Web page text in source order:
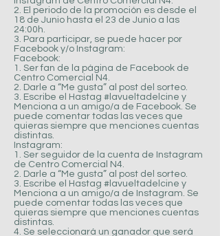
2. El periodo de la promoción es desde el
18 de Junio hasta el 23 de Junio a las
24:00h.
3. Para participar, se puede hacer por
Facebook y/o Instagram:
Facebook:
1. Ser fan de la página de Facebook de
Centro Comercial N4.
2. Darle a “Me gusta” al post del sorteo.
3. Escribe el Hastag #lavueltadelcine y
Menciona a un amigo/a de Facebook. Se
puede comentar todas las veces que
quieras siempre que menciones cuentas
distintas.
Instagram:
1. Ser seguidor de la cuenta de Instagram
de Centro Comercial N4.
2. Darle a “Me gusta” al post del sorteo.
3. Escribe el Hastag #lavueltadelcine y
Menciona a un amigo/a de Instagram. Se
puede comentar todas las veces que
quieras siempre que menciones cuentas
distintas.
4. Se seleccionará un ganador que será